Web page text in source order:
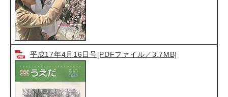
平成17年4月16日号[PDFファイル／3.7MB]